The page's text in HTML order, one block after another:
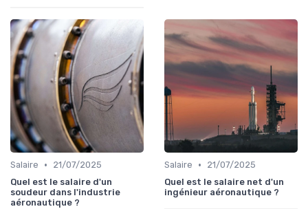
Salaire •
21/07/2025
Quel est le salaire d'un
soudeur dans l'industrie
aéronautique ?
Salaire •
21/07/2025
Quel est le salaire net d'un
ingénieur aéronautique ?